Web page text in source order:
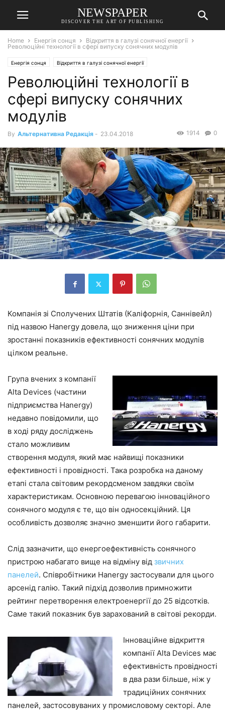
NEWSPAPER
DISCOVER THE ART OF PUBLISHING
Home Енергія сонця
Відкриття в галузі сонячної енергії
Революційні технології в сфері випуску сонячних модулів
Енергія сонця Відкриття в галузі сонячної енергії
Революційні технології в
сфері випуску сонячних
модулів
By Альтернативна Редакція - 23.04.2018 0
1914
Компанія зі Сполучених Штатів (Каліфорнія, Саннівейл)
під назвою Hanergy довела, що зниження ціни при
зростанні показників ефективності сонячних модулів
цілком реальне.
Група вчених з компанії
Alta Devices (частини
підприємства Hanergy)
недавно повідомили, що
в ході ряду досліджень
стало можливим
створення модуля, який має найвищі показники
ефективності і провідності. Така розробка на даному
етапі стала світовим рекордсменом завдяки своїм
характеристикам. Основною перевагою інноваційного
сонячного модуля є те, що він односекційний. Ця
особливість дозволяє значно зменшити його габарити.
Слід зазначити, що енергоефективність сонячного
пристрою набагато вище на відміну від звичних
панелей. Співробітники Hanergy застосували для цього
арсенід галію. Такий підхід дозволив примножити
рейтинг перетворення електроенергії до 25 відсотків.
Саме такий показник був зарахований в світові рекорди.
Інноваційне відкриття
компанії Alta Devices має
ефективність провідності
в два рази більше, ніж у
традиційних сонячних
панелей, застосовуваних у промисловому секторі. Але